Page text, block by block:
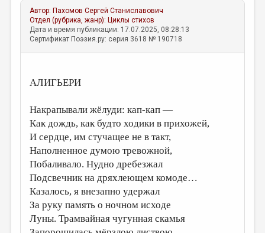
АВТОРЫ
КОММЕНТАРИИ
ЛИТСАЛОН
ОТДЕЛЫ И РУБРИКИ
ИЗБРАННОЕ
ДАЙДЖЕСТ
ПРОИЗВЕДЕНИЯ
ПЕРЕВОДЫ
КОНКУРСЫ
Автор: Пахомов Сергей Станиславович
Отдел (рубрика, жанр): Циклы стихов
Дата и время публикации: 17.07.2025, 08:28:13
Сертификат Поэзия.ру: серия 3618 № 190718
АЛИГЬЕРИ
Накрапывали жёлуди: кап-кап —
Как дождь, как будто ходики в прихожей,
И сердце, им стучащее не в такт,
Наполненное думою тревожной,
Побаливало. Нудно дребезжал
Подсвечник на дряхлеющем комоде…
Казалось, я внезапно удержал
За руку память о ночном исходе
Луны. Трамвайная чугунная скамья